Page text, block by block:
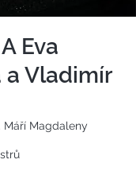
Eva
a Vladimír
Máří Magdaleny